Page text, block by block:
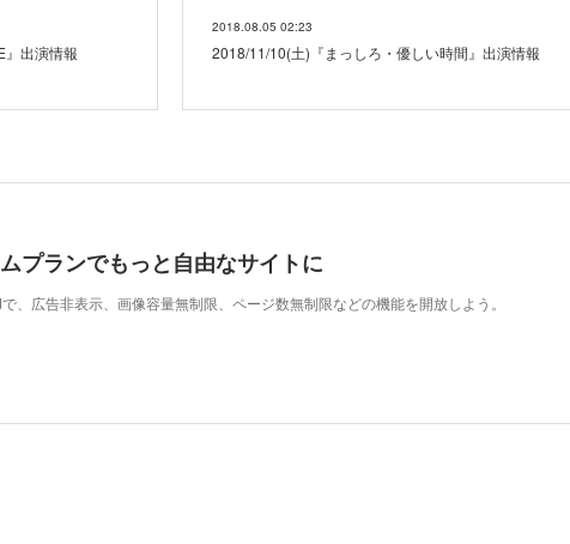
出演情報
2018.08.05 02:23
2018/11/10(土)『まっしろ・優しい時間』出演情報
プランでもっと自由なサイトに
、広告非表示、画像容量無制限、ページ数無制限などの機能を開放しよう。